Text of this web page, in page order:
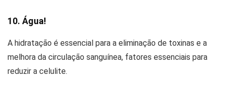
10. Água!
A hidratação é essencial para a eliminação de toxinas e a
melhora da circulação sanguínea, fatores essenciais para
reduzir a celulite.